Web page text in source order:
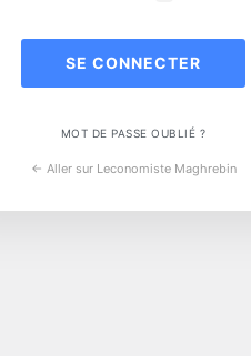
MOT DE PASSE OUBLIÉ ?
← Aller sur Leconomiste Maghrebin